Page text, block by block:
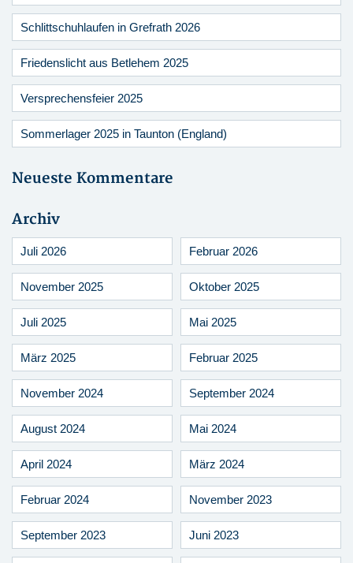
Schlittschuhlaufen in Grefrath 2026
Friedenslicht aus Betlehem 2025
Versprechensfeier 2025
Sommerlager 2025 in Taunton (England)
Neueste Kommentare
Archiv
Juli 2026 Februar 2026
November 2025 Oktober 2025
Juli 2025 Mai 2025
März 2025 Februar 2025
November 2024 September 2024
August 2024 Mai 2024
April 2024 März 2024
Februar 2024 November 2023
September 2023 Juni 2023